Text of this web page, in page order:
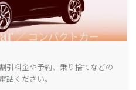
引料金や予約、乗り捨てなどの
ください。